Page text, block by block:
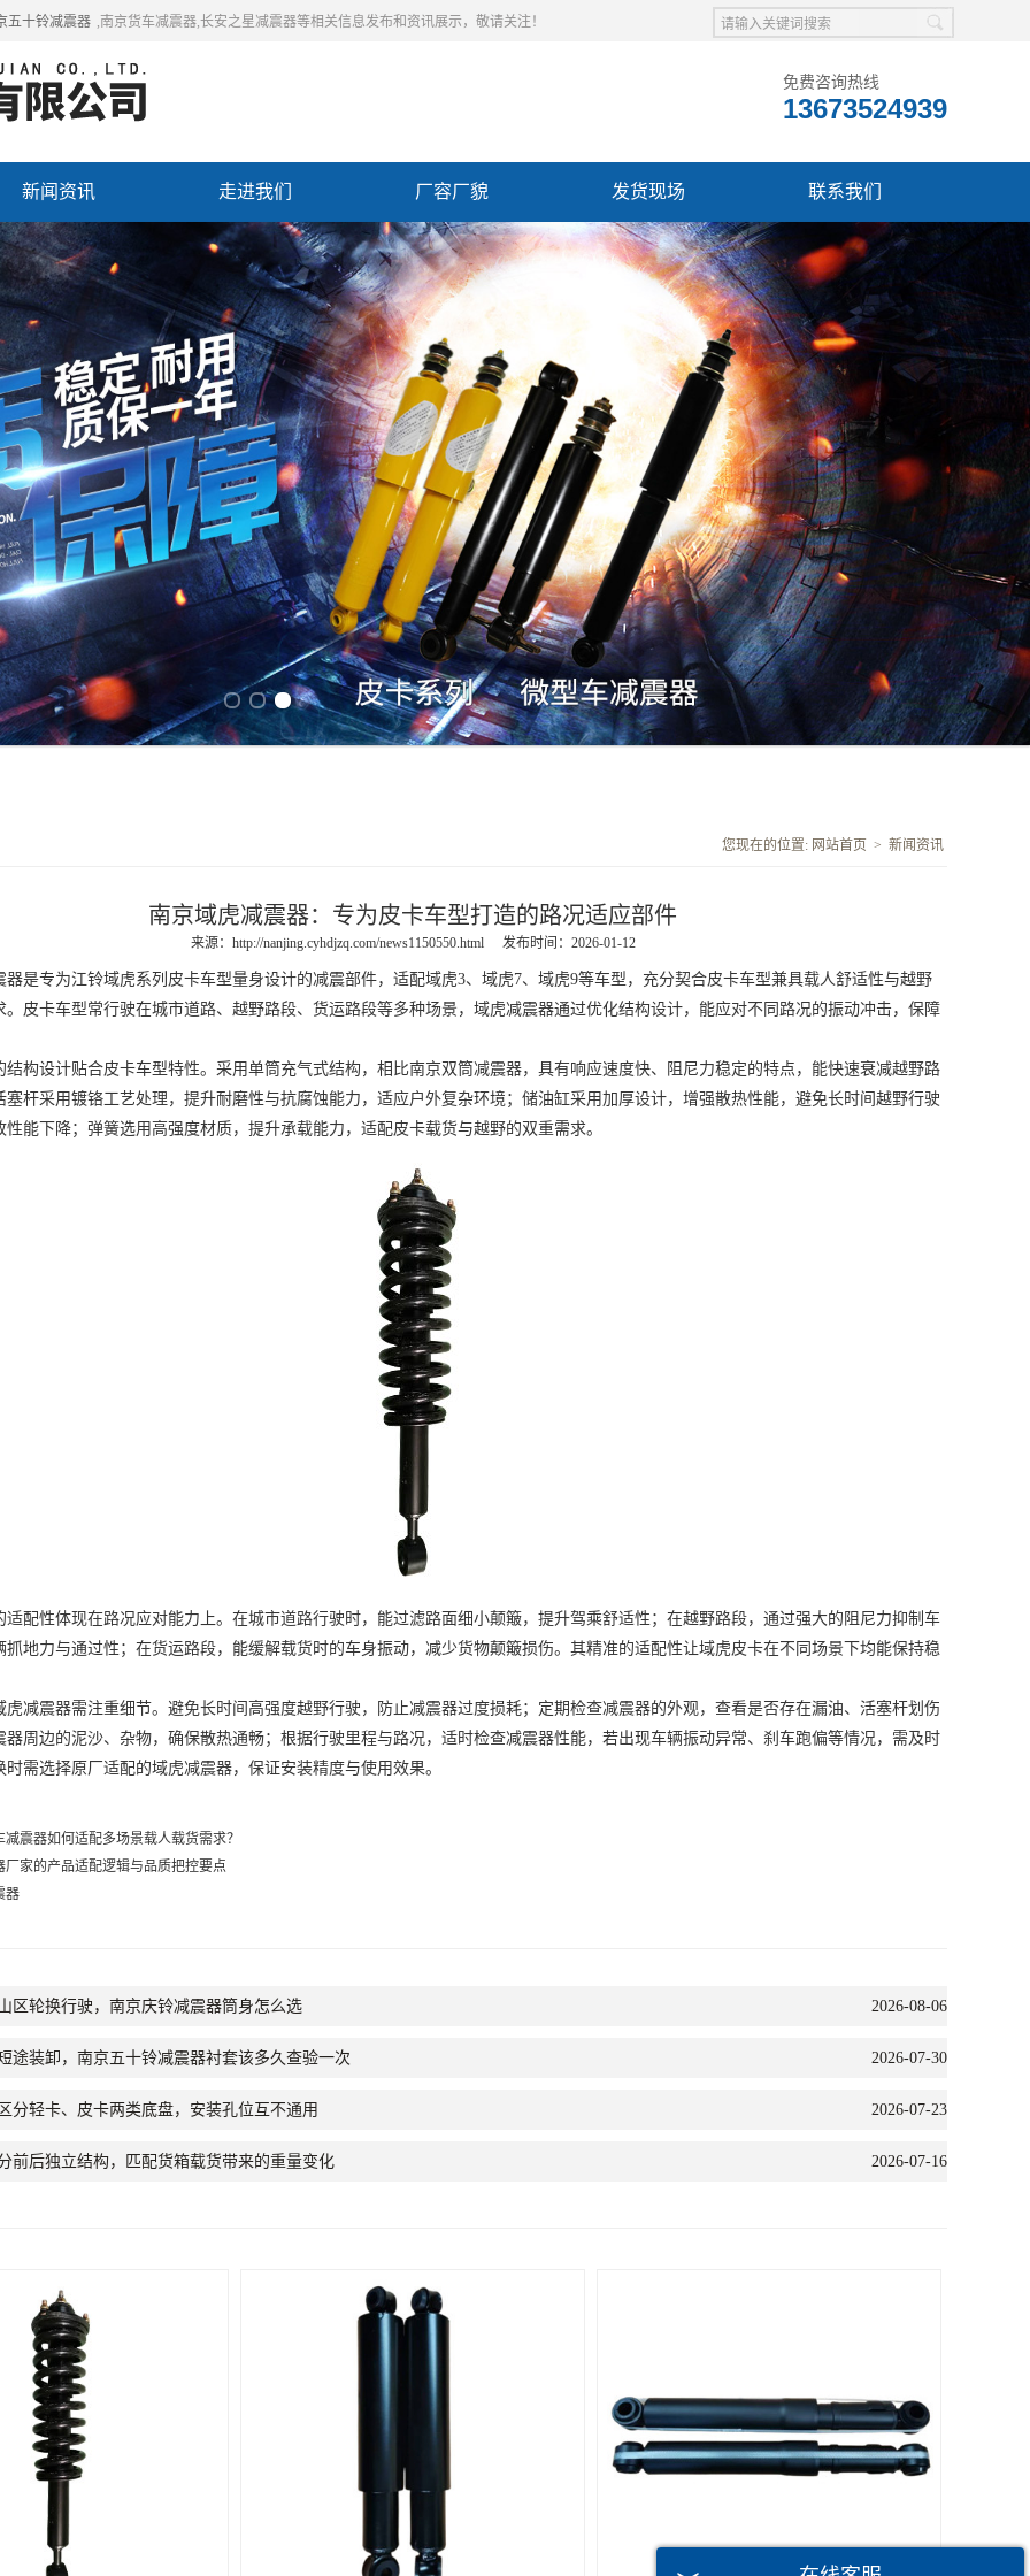
五十铃减震器 ,南京货车减震器,长安之星减震器等相关信息发布和资讯展示，敬请关注！
免费咨询热线
13673524939
新闻资讯 走进我们 厂容厂貌 发货现场 联系我们
您现在的位置: 网站首页 > 新闻资讯
南京域虎减震器：专为皮卡车型打造的路况适应部件
来源： http://nanjing.cyhdjzq.com/news1150550.html 发布时间：2026-01-12
器是专为江铃域虎系列皮卡车型量身设计的减震部件，适配域虎3、域虎7、域虎9等车型，充分契合皮卡车型兼具载人舒适性与越野
。皮卡车型常行驶在城市道路、越野路段、货运路段等多种场景，域虎减震器通过优化结构设计，能应对不同路况的振动冲击，保障
设计贴合皮卡车型特性。采用单筒充气式结构，相比南京双筒减震器，具有响应速度快、阻尼力稳定的特点，能快速衰减越野路
塞杆采用镀铬工艺处理，提升耐磨性与抗腐蚀能力，适应户外复杂环境；储油缸采用加厚设计，增强散热性能，避免长时间越野行驶
能下降；弹簧选用高强度材质，提升承载能力，适配皮卡载货与越野的双重需求。
性体现在路况应对能力上。在城市道路行驶时，能过滤路面细小颠簸，提升驾乘舒适性；在越野路段，通过强大的阻尼力抑制车
抓地力与通过性；在货运路段，能缓解载货时的车身振动，减少货物颠簸损伤。其精准的适配性让域虎皮卡在不同场景下均能保持稳
震器需注重细节。避免长时间高强度越野行驶，防止减震器过度损耗；定期检查减震器的外观，查看是否存在漏油、活塞杆划伤
器周边的泥沙、杂物，确保散热通畅；根据行驶里程与路况，适时检查减震器性能，若出现车辆振动异常、刹车跑偏等情况，需及时
需选择原厂适配的域虎减震器，保证安装精度与使用效果。
震器如何适配多场景载人载货需求？
家的产品适配逻辑与品质把控要点
器
区轮换行驶，南京庆铃减震器筒身怎么选 2026-08-06
途装卸，南京五十铃减震器衬套该多久查验一次 2026-07-30
分轻卡、皮卡两类底盘，安装孔位互不通用 2026-07-23
前后独立结构，匹配货箱载货带来的重量变化 2026-07-16